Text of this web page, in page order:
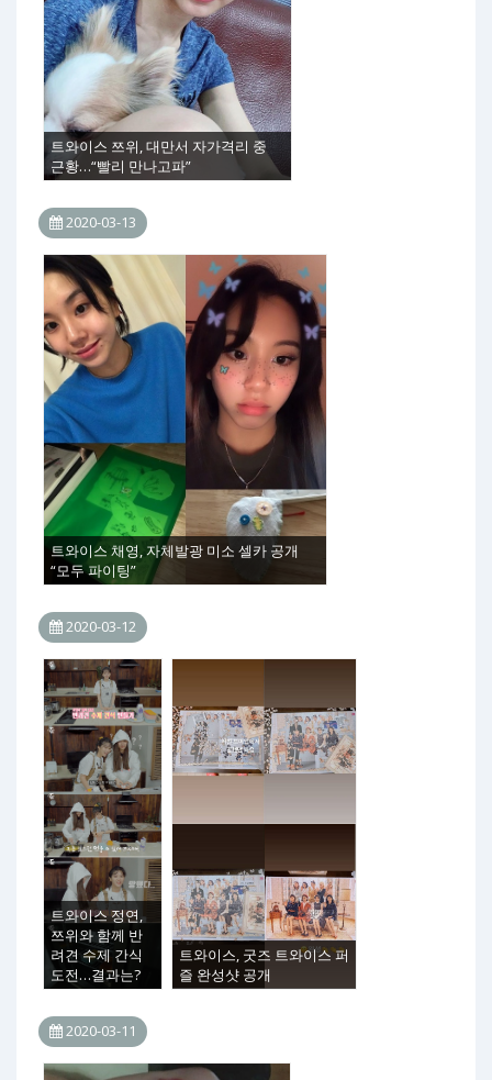
트와이스 쯔위, 대만서 자가격리 중
근황…“빨리 만나고파”
2020-03-13
트와이스 채영, 자체발광 미소 셀카 공개
“모두 파이팅”
2020-03-12
트와이스 정연,
쯔위와 함께 반
려견 수제 간식
도전…결과는?
트와이스, 굿즈 트와이스 퍼
즐 완성샷 공개
2020-03-11